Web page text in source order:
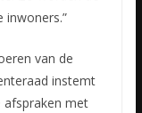
inwoners.”
van de
instemt
met